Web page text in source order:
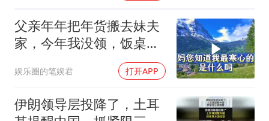
父亲年年把年货搬去妹夫
家，今年我没领，饭桌上
儿子一句话全家沉默
娱乐圈的笔娱君 打开APP
伊朗领导层投降了，土耳